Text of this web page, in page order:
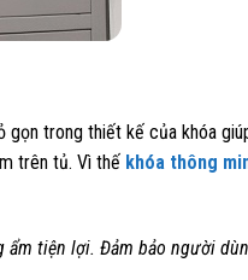
trong thiết kế của khóa
trên tủ. Vì thế khóa thông
ẩm tiện lợi. Đảm bảo người